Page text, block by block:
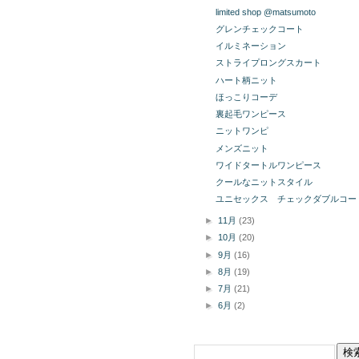
limited shop @matsumoto
グレンチェックコート
イルミネーション
ストライプロングスカート
ハート柄ニット
ほっこりコーデ
裏起毛ワンピース
ニットワンピ
メンズニット
ワイドタートルワンピース
クールなニットスタイル
ユニセックス チェックダブルコー
► 11月(23)
► 10月(20)
►9月(16)
►8月(19)
►7月(21)
►6月(2)